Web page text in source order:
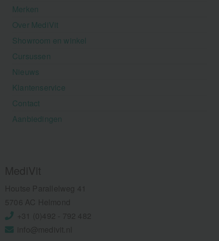
Merken
Over MediVit
Showroom en winkel
Cursussen
Nieuws
Klantenservice
Contact
Aanbiedingen